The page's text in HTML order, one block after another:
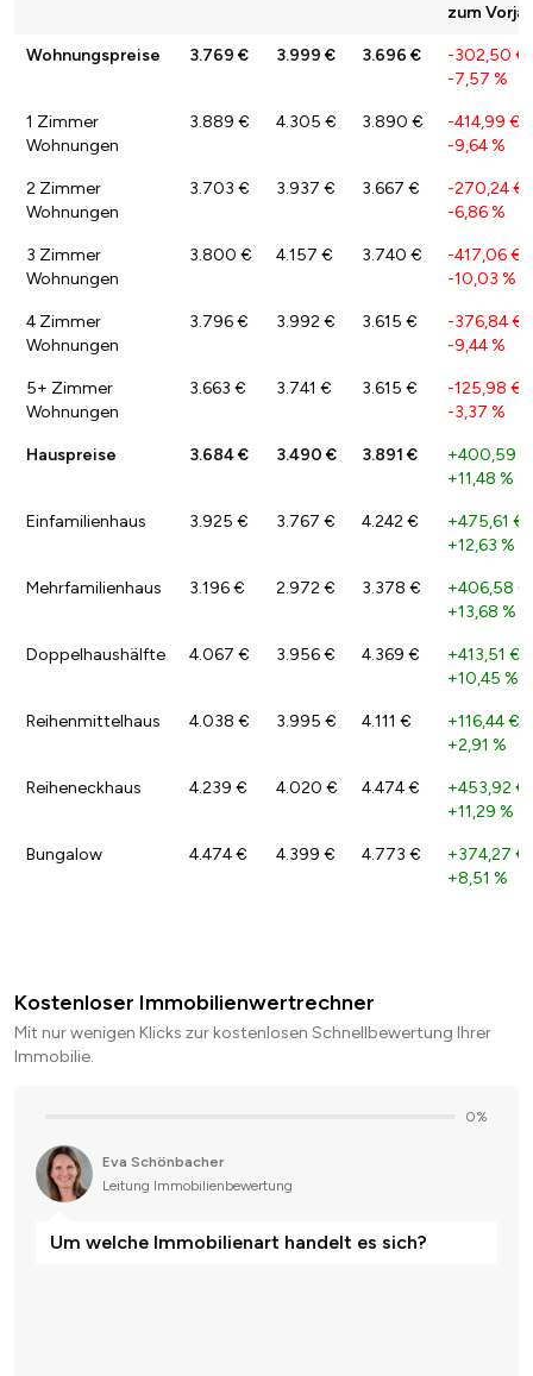
zum
Wohnungspreise 3.769 € 3.999 € 3.696 € -302,50 €
-7,57 %
1 Zimmer
Wohnungen
3.889 € 4.305 € 3.890 € -414,99 €
-9,64 %
2 Zimmer
Wohnungen
3.703 € 3.937 € 3.667 € -270,24 €
-6,86 %
3 Zimmer
Wohnungen
3.800 € 4.157 € 3.740 € -417,06 €
-10,03 %
4 Zimmer
Wohnungen
3.796 € 3.992 € 3.615 € -376,84 €
-9,44 %
5+ Zimmer
Wohnungen
3.663 € 3.741 € 3.615 € -125,98 €
-3,37 %
Hauspreise 3.684 € 3.490 € 3.891 € +400,59 €
+11,48 %
Einfamilienhaus 3.925 € 3.767 € 4.242 € +475,61 €
+12,63 %
Mehrfamilienhaus 3.196 € 2.972 € 3.378 € +406,58 €
+13,68 %
Doppelhaushälfte 4.067 € 3.956 € 4.369 € +413,51 €
+10,45 %
Reihenmittelhaus 4.038 € 3.995 € 4.111 € +116,44 €
+2,91 %
Reiheneckhaus 4.239 € 4.020 € 4.474 € +453,92 €
+11,29 %
Bungalow 4.474 € 4.399 € 4.773 € +374,27 €
+8,51 %
Kostenloser Immobilienwertrechner
Mit nur wenigen Klicks zur kostenlosen Schnellbewertung Ihrer
Immobilie.